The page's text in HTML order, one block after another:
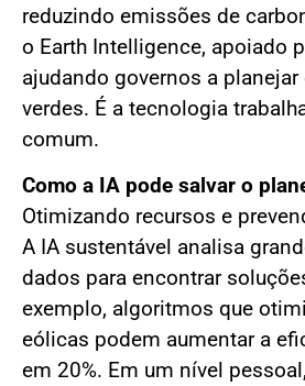
reduzindo emissões de
o Earth Intelligence, apoiado
ajudando governos a
verdes. É a tecnologia
comum.
Como a IA pode salvar o
Otimizando recursos e
A IA sustentável analisa
dados para encontrar
exemplo, algoritmos que
eólicas podem aumentar a
em 20%. Em um nível